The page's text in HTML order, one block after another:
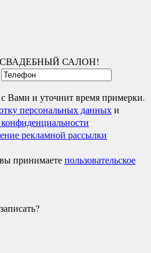
САЛОН!
Вами и уточнит время примерки.
персональных данныхи
рекламной рассылки
принимаетепользовательское